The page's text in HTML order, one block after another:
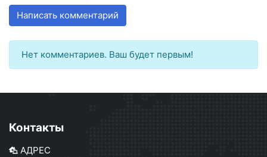
Написать комментарий
Нет комментариев. Ваш будет первым!
Контакты
АДРЕС